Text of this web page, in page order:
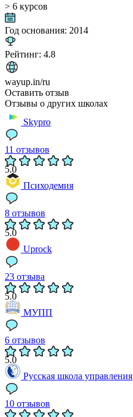
> 6 курсов
Год основания: 2014
Рейтинг: 4.8
wayup.in/ru
Оставить отзыв
Отзывы о других школах
Skypro
11 отзывов
5.0
Психодемия
8 отзывов
5.0
Uprock
23 отзыва
5.0
МУПП
6 отзывов
5.0
Русская школа управления
10 отзывов